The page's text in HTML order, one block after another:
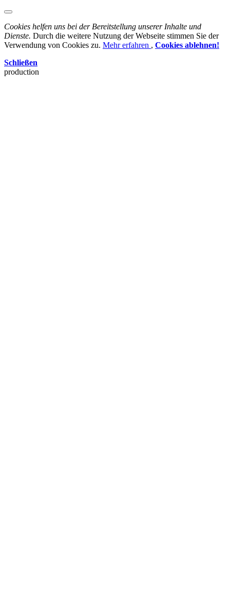
Cookies helfen uns bei der Bereitstellung unserer Inhalte und
Dienste. Durch die weitere Nutzung der Webseite stimmen Sie der
Verwendung von Cookies zu. Mehr erfahren , Cookies ablehnen!
Schließen
production